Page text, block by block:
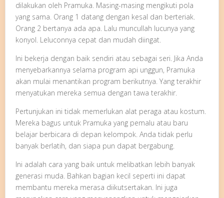
dilakukan oleh Pramuka. Masing-masing mengikuti pola
yang sama. Orang 1 datang dengan kesal dan berteriak.
Orang 2 bertanya ada apa. Lalu muncullah lucunya yang
konyol. Leluconnya cepat dan mudah diingat.
Ini bekerja dengan baik sendiri atau sebagai seri. Jika Anda
menyebarkannya selama program api unggun, Pramuka
akan mulai menantikan program berikutnya. Yang terakhir
menyatukan mereka semua dengan tawa terakhir.
Pertunjukan ini tidak memerlukan alat peraga atau kostum.
Mereka bagus untuk Pramuka yang pemalu atau baru
belajar berbicara di depan kelompok. Anda tidak perlu
banyak berlatih, dan siapa pun dapat bergabung.
Ini adalah cara yang baik untuk melibatkan lebih banyak
generasi muda. Bahkan bagian kecil seperti ini dapat
membantu mereka merasa diikutsertakan. Ini juga